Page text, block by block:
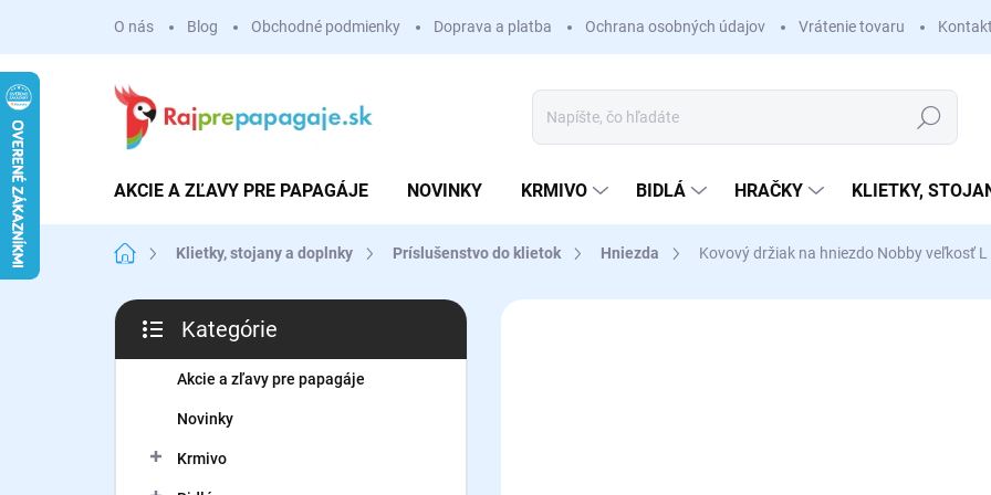
obsah
O nás Blog Obchodné podmienky Doprava a platba Ochrana osobných údajov Vrátenie tovaru
Hľadať
AKCIE A ZĽAVY PRE PAPAGÁJE NOVINKY KRMIVO BIDLÁ HRAČKY KLIETKY,
DomovKlietky, stojany a doplnky Príslušenstvo do klietok Hniezda Kovový držiak na hniezdo Nobby veľkosť L
B
č
kategórie
Kategórie
Akcie a zľavy pre papagáje
Novinky
Krmivo